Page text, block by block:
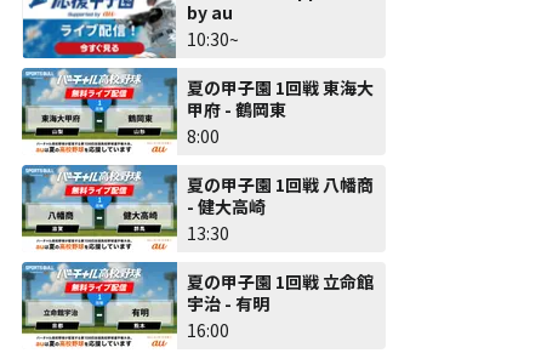
by au
10:30~
夏の甲子園 1回戦 東海大
甲府 - 鶴岡東
8:00
夏の甲子園 1回戦 八幡商
- 健大高崎
13:30
夏の甲子園 1回戦 立命館
宇治 - 有明
16:00